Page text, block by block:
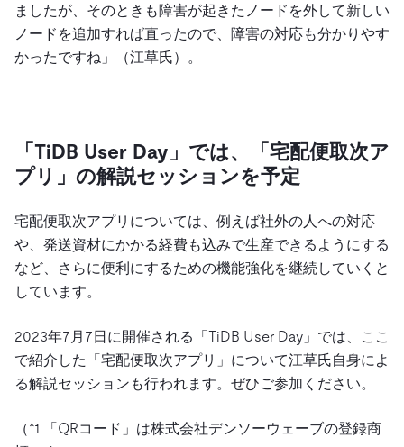
ましたが、そのときも障害が起きたノードを外して新しい
ノードを追加すれば直ったので、障害の対応も分かりやす
かったですね」（江草氏）。
「TiDB User Day」では、「宅配便取次ア
プリ」の解説セッションを予定
宅配便取次アプリについては、例えば社外の人への対応
や、発送資材にかかる経費も込みで生産できるようにする
など、さらに便利にするための機能強化を継続していくと
しています。
2023年7月7日に開催される「TiDB User Day」では、ここ
で紹介した「宅配便取次アプリ」について江草氏自身によ
る解説セッションも行われます。ぜひご参加ください。
（*1 「QRコード」は株式会社デンソーウェーブの登録商